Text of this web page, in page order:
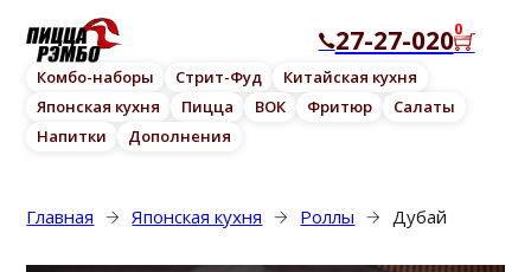
27-27-0200
Комбо-наборы Стрит-Фуд
Китайская кухня
Японская кухня
Пицца ВОК Фритюр
Салаты
Напитки
Дополнения
Главная Японская кухня Роллы Дубай